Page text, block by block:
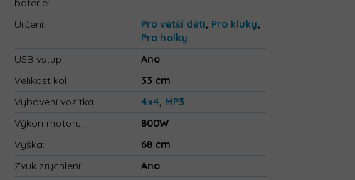
baterie:
Určení: Pro větší děti, Pro kluky,
Pro holky
USB vstup:
Ano
Velikost kol:
33 cm
Vybavení vozítka: 4x4, MP3
Výkon motoru:
800W
Výška:
68 cm
Zvuk zrychlení:
Ano